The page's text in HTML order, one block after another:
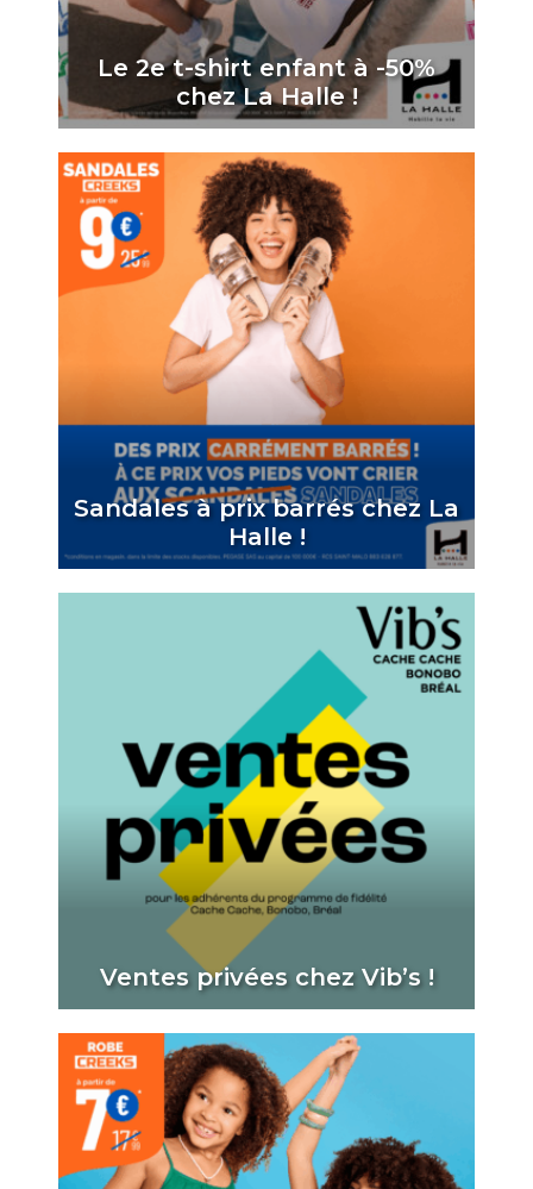
Le 2e t-shirt enfant à -50%
chez La Halle !
Sandales à prix barrés chez La
Halle !
Ventes privées chez Vib’s !